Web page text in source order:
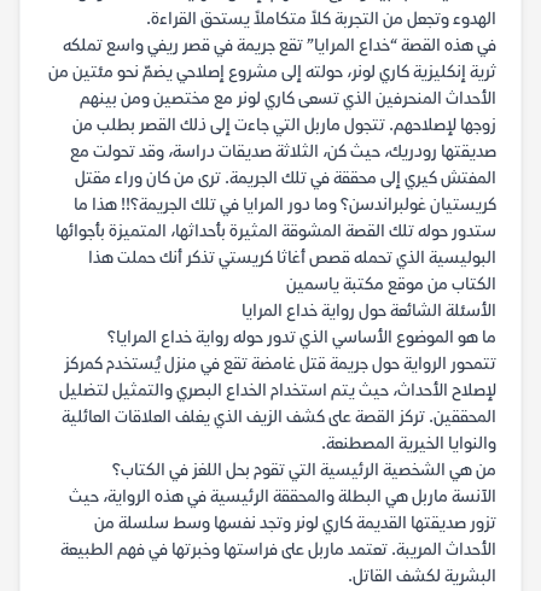
الهدوء وتجعل من التجربة كلاً متكاملاً يستحق القراءة.
في هذه القصة “خداع المرايا” تقع جريمة في قصر ريفي واسع تملكه
ثرية إنكليزية كاري لونر، حولته إلى مشروع إصلاحي يضمّ نحو مئتين من
الأحداث المنحرفين الذي تسعى كاري لونر مع مختصين ومن بينهم
زوجها لإصلاحهم. تتجول ماربل التي جاءت إلى ذلك القصر بطلب من
صديقتها رودريك، حيث كن، الثلاثة صديقات دراسة، وقد تحولت مع
المفتش كيري إلى محققة في تلك الجريمة. ترى من كان وراء مقتل
كريستيان غولبراندسن؟ وما دور المرايا في تلك الجريمة؟!! هذا ما
ستدور حوله تلك القصة المشوقة المثيرة بأحداثها، المتميزة بأجوائها
البوليسية الذي تحمله قصص أغاثا كريستي تذكر أنك حملت هذا
الكتاب من موقع مكتبة ياسمين
الأسئلة الشائعة حول رواية خداع المرايا
ما هو الموضوع الأساسي الذي تدور حوله رواية خداع المرايا؟
تتمحور الرواية حول جريمة قتل غامضة تقع في منزل يُستخدم كمركز
لإصلاح الأحداث، حيث يتم استخدام الخداع البصري والتمثيل لتضليل
المحققين. تركز القصة على كشف الزيف الذي يغلف العلاقات العائلية
والنوايا الخيرية المصطنعة.
من هي الشخصية الرئيسية التي تقوم بحل اللغز في الكتاب؟
الآنسة ماربل هي البطلة والمحققة الرئيسية في هذه الرواية، حيث
تزور صديقتها القديمة كاري لونر وتجد نفسها وسط سلسلة من
الأحداث المريبة. تعتمد ماربل على فراستها وخبرتها في فهم الطبيعة
البشرية لكشف القاتل.